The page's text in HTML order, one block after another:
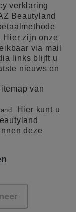
verklaring
Beautyland
Hier zijn onze
via mail
links blijft u
nieuws en
van
Hier kunt u
deze